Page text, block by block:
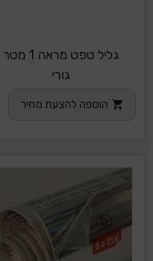
גליל טפט מראה 1 מטר
גורי
הוספה להצעת מחיר